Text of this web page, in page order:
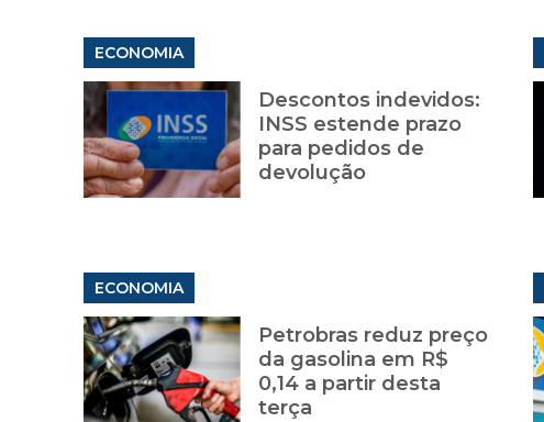
ECONOMIA
Descontos indevidos:
INSS estende prazo
para pedidos de
devolução
ECONOMIA
Petrobras reduz preço
da gasolina em R$
0,14 a partir desta
terça